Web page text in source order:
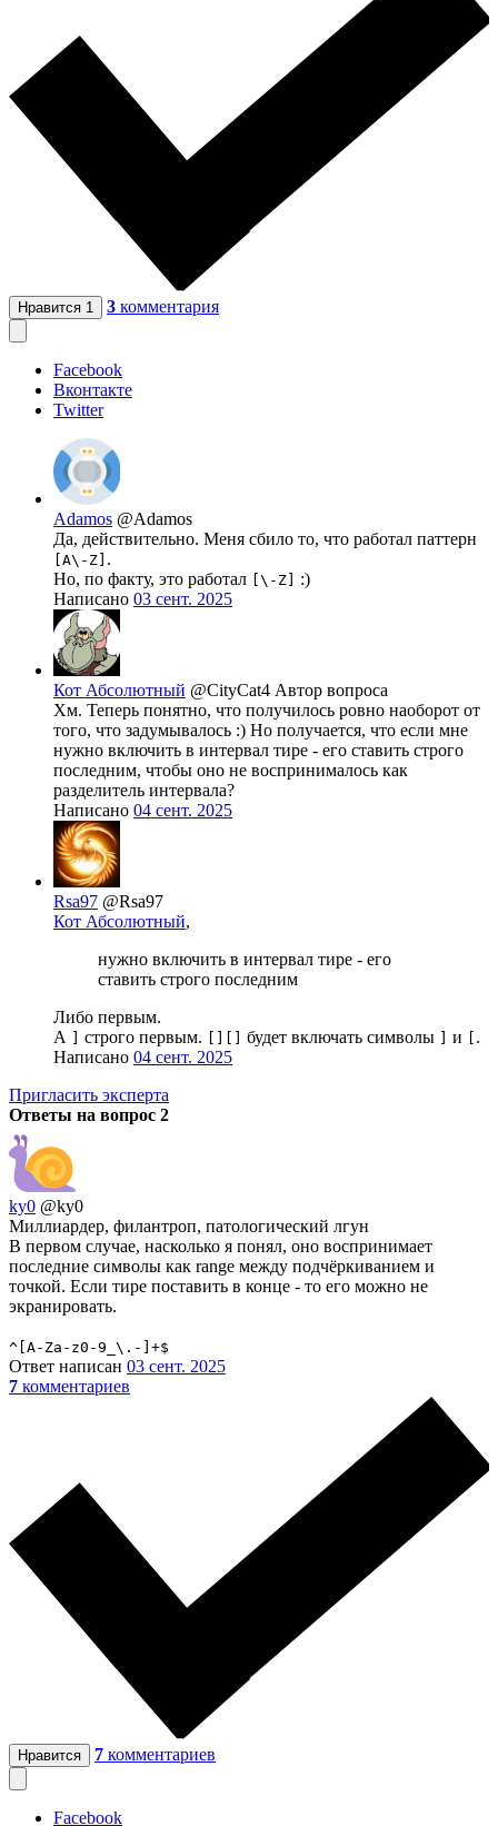
Нравится 1 3 комментария
Facebook
Вконтакте
Twitter
Adamos @Adamos
Да, действительно. Меня сбило то, что работал паттерн
[A\-Z] .
Но, по факту, это работал
[\-Z]
:)
Написано 03 сент. 2025
Кот Абсолютный @CityCat4 Автор вопроса
Хм. Теперь понятно, что получилось ровно наоборот от
того, что задумывалось :) Но получается, что если мне
нужно включить в интервал тире - его ставить строго
последним, чтобы оно не воспринималось как
разделитель интервала?
Написано 04 сент. 2025
Rsa97 @Rsa97
Кот Абсолютный,
нужно включить в интервал тире - его
ставить строго последним
Либо первым.
А
строго первым. будет включать символы и
.
Написано 04 сент. 2025
Пригласить эксперта
Ответы на вопрос 2
ky0 @ky0
Миллиардер, филантроп, патологический лгун
В первом случае, насколько я понял, оно воспринимает
последние символы как range между подчёркиванием и
точкой. Если тире поставить в конце - то его можно не
экранировать.
^[A-Za-z0-9_\.-]+$
Ответ написан 03 сент. 2025
7 комментариев
Нравится 7 комментариев
Facebook